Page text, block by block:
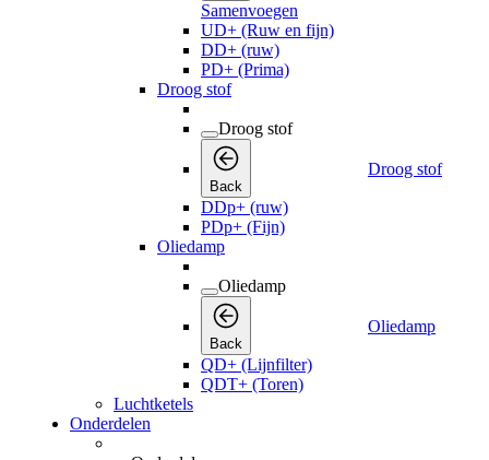
Samenvoegen
UD+ (Ruw en fijn)
DD+ (ruw)
PD+ (Prima)
Droog stof
Droog stof
Back
Droog stof
DDp+ (ruw)
PDp+ (Fijn)
Oliedamp
Oliedamp
Back
Oliedamp
QD+ (Lijnfilter)
QDT+ (Toren)
Luchtketels
Onderdelen